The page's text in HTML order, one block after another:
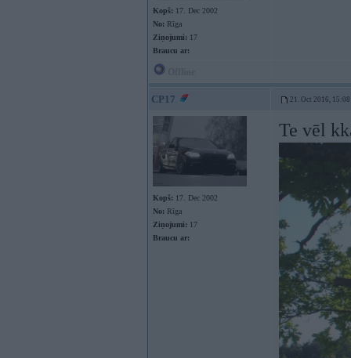
Kopš: 17. Dec 2002
No: Rīga
Ziņojumi: 17
Braucu ar:
CP17 21. Oct 2016, 15:08
Kopš: 17. Dec 2002
No: Rīga
Ziņojumi: 17
Braucu ar:
Te vēl